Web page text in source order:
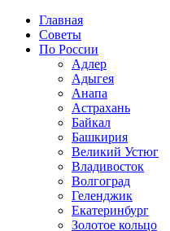
Главная
Советы
По России
Адлер
Адыгея
Анапа
Астрахань
Байкал
Башкирия
Великий Устюг
Владивосток
Волгоград
Геленджик
Екатеринбург
Золотое кольцо